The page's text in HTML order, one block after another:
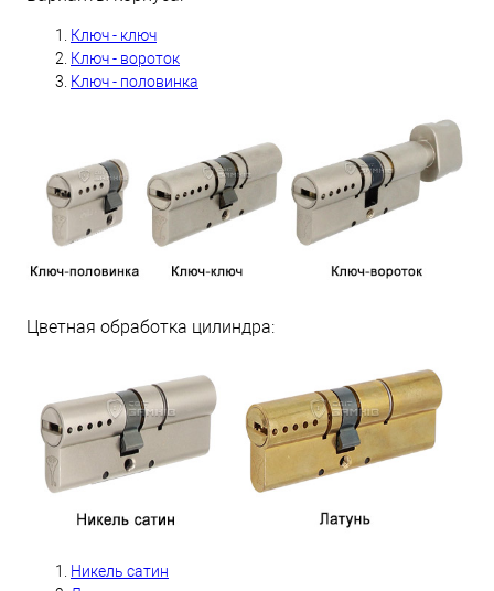
Ключ - ключ
Ключ - вороток
Ключ - половинка
Цветная обработка цилиндра:
Никель сатин